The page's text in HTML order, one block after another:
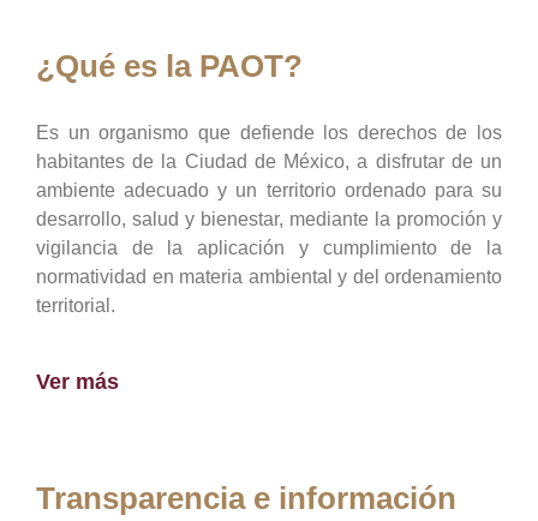
¿Qué es la PAOT?
Es un organismo que defiende los derechos de los
habitantes de la Ciudad de México, a disfrutar de un
ambiente adecuado y un territorio ordenado para su
desarrollo, salud y bienestar, mediante la promoción y
vigilancia de la aplicación y cumplimiento de la
normatividad en materia ambiental y del ordenamiento
territorial.
Ver más
Transparencia e información